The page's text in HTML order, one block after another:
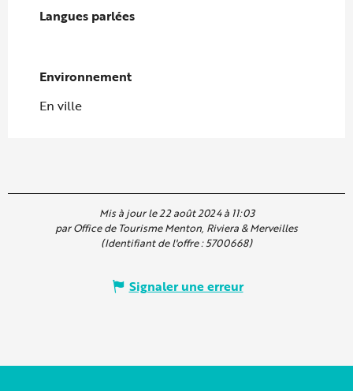
Langues parlées
Langues parlées
Environnement
Environnement
En ville
Mis à jour le 22 août 2024 à 11:03
par Office de Tourisme Menton, Riviera & Merveilles
(Identifiant de l'offre :5700668)
Signaler une erreur